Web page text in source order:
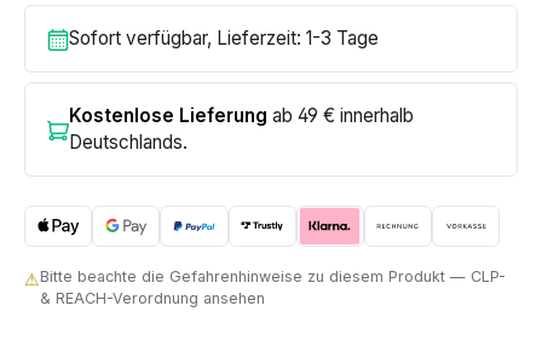
Sofort verfügbar, Lieferzeit: 1-3 Tage
Kostenlose Lieferung ab 49 € innerhalb
Deutschlands.
⚠Bitte beachte die Gefahrenhinweise zu diesem Produkt — CLP-
& REACH-Verordnung ansehen